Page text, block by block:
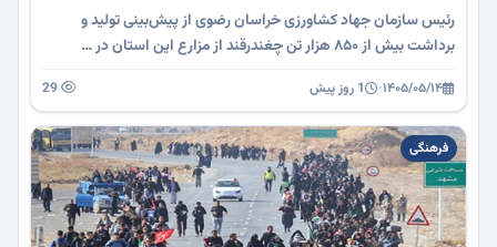
رئیس سازمان جهاد کشاورزی خراسان رضوی از پیش‌بینی تولید و
برداشت بیش از ۸۵۰ هزار تن چغندرقند از مزارع این استان در …
۱۴۰۵/۰۵/۱۴· 1 روز پیش
فرهنگی